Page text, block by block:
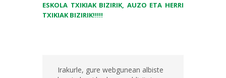
ESKOLA TXIKIAK BIZIRIK, AUZO ETA HERRI
TXIKIAK BIZIRIK!!!!!
Irakurle, gure webgunean albiste